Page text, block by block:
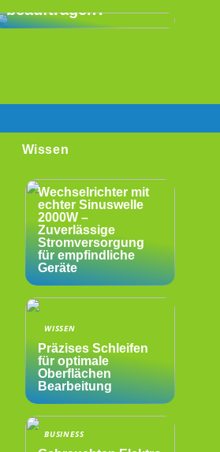
beauftragen?
Wissen
Wechselrichter mit
echter Sinuswelle
2000W –
Zuverlässige
Stromversorgung
für empfindliche
Geräte
WISSEN
Präzises Schleifen
für optimale
Oberflächen
Bearbeitung
BUSINESS